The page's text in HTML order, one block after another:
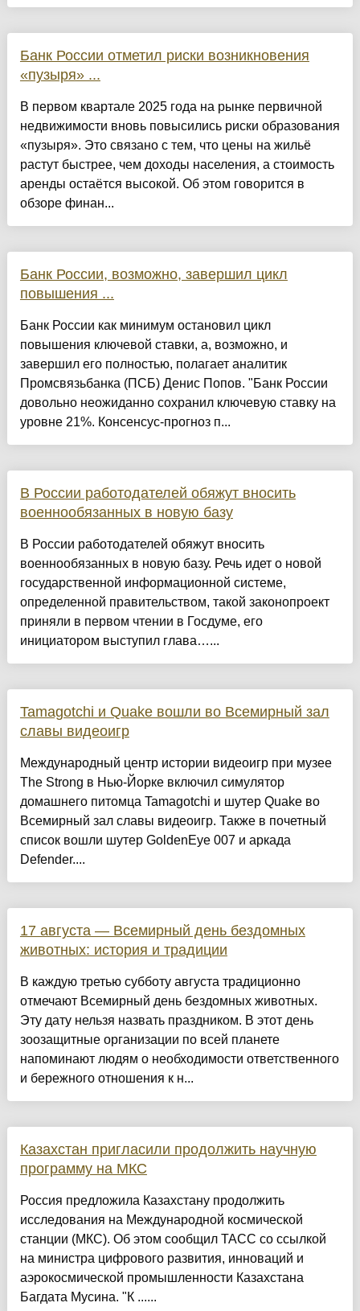
Банк России отметил риски возникновения
«пузыря» ...
В первом квартале 2025 года на рынке первичной
недвижимости вновь повысились риски образования
«пузыря». Это связано с тем, что цены на жильё
растут быстрее, чем доходы населения, а стоимость
аренды остаётся высокой. Об этом говорится в
обзоре финан...
Банк России, возможно, завершил цикл
повышения ...
Банк России как минимум остановил цикл
повышения ключевой ставки, а, возможно, и
завершил его полностью, полагает аналитик
Промсвязьбанка (ПСБ) Денис Попов. "Банк России
довольно неожиданно сохранил ключевую ставку на
уровне 21%. Консенсус-прогноз п...
В России работодателей обяжут вносить
военнообязанных в новую базу
В России работодателей обяжут вносить
военнообязанных в новую базу. Речь идет о новой
государственной информационной системе,
определенной правительством, такой законопроект
приняли в первом чтении в Госдуме, его
инициатором выступил глава…...
Tamagotchi и Quake вошли во Всемирный зал
славы видеоигр
Международный центр истории видеоигр при музее
The Strong в Нью-Йорке включил симулятор
домашнего питомца Tamagotchi и шутер Quake во
Всемирный зал славы видеоигр. Также в почетный
список вошли шутер GoldenEye 007 и аркада
Defender....
17 августа — Всемирный день бездомных
животных: история и традиции
В каждую третью субботу августа традиционно
отмечают Всемирный день бездомных животных.
Эту дату нельзя назвать праздником. В этот день
зоозащитные организации по всей планете
напоминают людям о необходимости ответственного
и бережного отношения к н...
Казахстан пригласили продолжить научную
программу на МКС
Россия предложила Казахстану продолжить
исследования на Международной космической
станции (МКС). Об этом сообщил ТАСС со ссылкой
на министра цифрового развития, инноваций и
аэрокосмической промышленности Казахстана
Багдата Мусина. "К ......